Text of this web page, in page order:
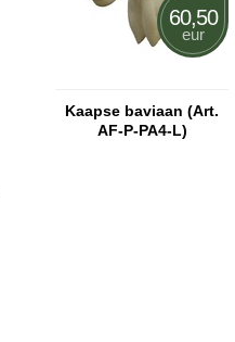
60,50
eur
Kaapse baviaan (Art.
AF-P-PA4-L)